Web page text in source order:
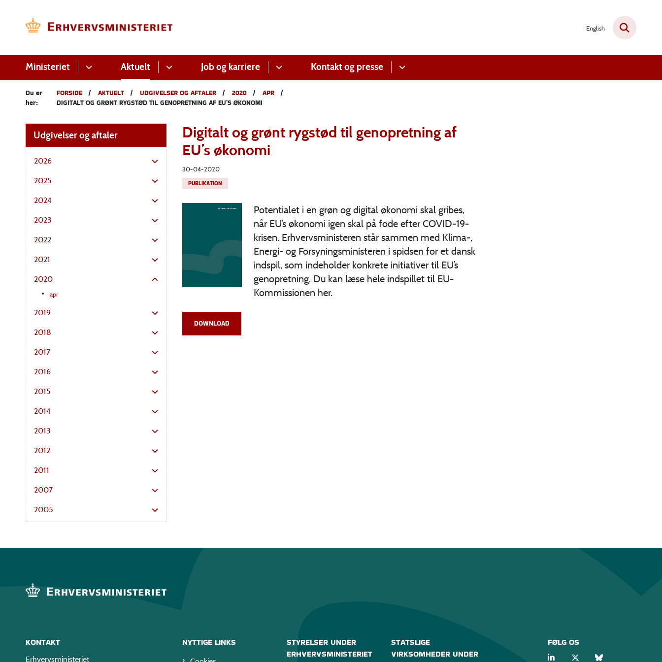
English
Ministeriet Aktuelt Job og karriere Kontakt og presse
Du er
her:
FORSIDE AKTUELT UDGIVELSER OG AFTALER 2020
APR
DIGITALT OG GRØNT RYGSTØD TIL GENOPRETNING AF EU’S ØKONOMI
Udgivelser og aftaler
2026
2025
2024
2023
2022
2021
2020
apr
2019
2018
2017
2016
2015
2014
2013
2012
2011
2007
2005
Digitalt og grønt rygstød til genopretning af
EU’s økonomi
30-04-2020
PUBLIKATION
Potentialet i en grøn og digital økonomi skal gribes,
når EU’s økonomi igen skal på fode efter COVID-19-
krisen. Erhvervsministeren står sammen med Klima-,
Energi- og Forsyningsministeren i spidsen for et dansk
indspil, som indeholder konkrete initiativer til EU’s
genopretning. Du kan læse hele indspillet til EU-
Kommissionen her.
DOWNLOAD
KONTAKT
Erhvervsministeriet
NYTTIGE LINKS
STYRELSER UNDER
ERHVERVSMINISTERIET
STATSLIGE
VIRKSOMHEDER UNDER
FØLG OS